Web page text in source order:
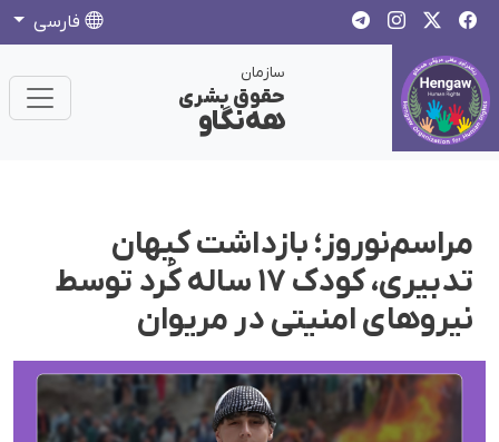
فارسی
سازمان
حقوق بشری
هەنگاو
مراسم‌نوروز؛ بازداشت کیهان
تدبیری، کودک‌ ۱۷ ساله کُرد توسط
نیروهای امنیتی در مریوان